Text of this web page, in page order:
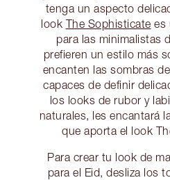
tenga un aspecto
look The Sophisticate es
para las minimalistas
prefieren un estilo más
encanten las sombras
capaces de definir
los looks de rubor y
naturales, les encantará
que aporta el look
Para crear tu look de
para el Eid, desliza los